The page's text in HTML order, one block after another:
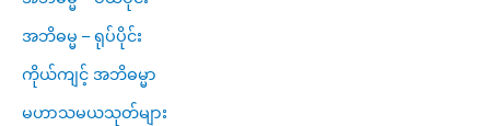
အဘိဓမ္မ – ရုပ်ပိုင်း
ကိုယ်ကျင့် အဘိဓမ္မာ
မဟာသမယသုတ်များ